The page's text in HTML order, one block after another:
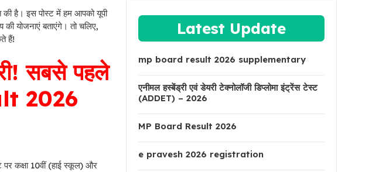
की है। इस पोस्ट में हम आपको यूपी
की योजनाएं बताएंगे। तो चलिए,
हैं!
सबसे पहले
2026
पर कक्षा 10वीं (हाई स्कूल) और
Latest Update
mp board result 2026 supplementary
एनीमल हस्बेंड्री एवं डेयरी टेक्नोलॉजी डिप्लोमा इंट्रेंस टेस्ट
(ADDET) – 2026
MP Board Result 2026
e pravesh 2026 registration